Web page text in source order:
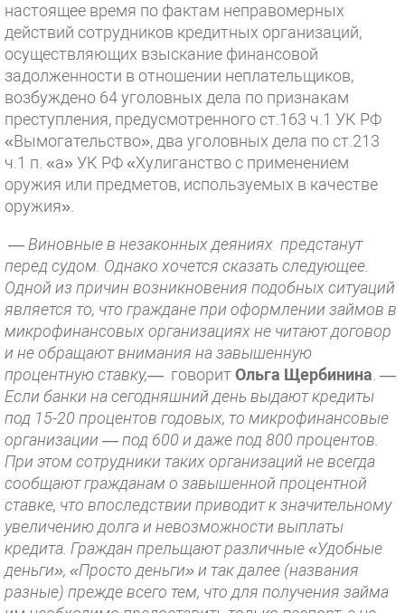
настоящее время по фактам неправомерных
действий сотрудников кредитных организаций,
осуществляющих взыскание финансовой
задолженности в отношении неплательщиков,
возбуждено 64 уголовных дела по признакам
преступления, предусмотренного ст.163 ч.1 УК РФ
«Вымогательство», два уголовных дела по ст.213
ч.1 п. «а» УК РФ «Хулиганство с применением
оружия или предметов, используемых в качестве
оружия».
— Виновные в незаконных деяниях предстанут
перед судом. Однако хочется сказать следующее.
Одной из причин возникновения подобных ситуаций
является то, что граждане при оформлении займов в
микрофинансовых организациях не читают договор
и не обращают внимания на завышенную
процентную ставку,— говоритОльга Щербинина . —
Если банки на сегодняшний день выдают кредиты
под 15-20 процентов годовых, то микрофинансовые
организации — под 600 и даже под 800 процентов.
При этом сотрудники таких организаций не всегда
сообщают гражданам о завышенной процентной
ставке, что впоследствии приводит к значительному
увеличению долга и невозможности выплаты
кредита. Граждан прельщают различные «Удобные
деньги», «Просто деньги» и так далее (названия
разные) прежде всего тем, что для получения займа